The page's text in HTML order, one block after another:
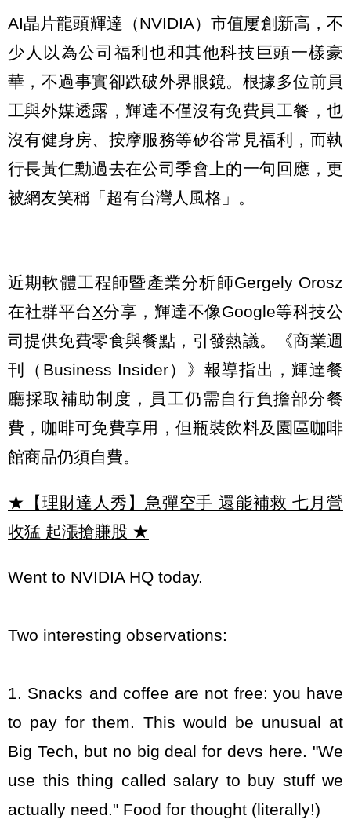
AI晶片龍頭輝達（NVIDIA）市值屢創新高，不
少人以為公司福利也和其他科技巨頭一樣豪
華，不過事實卻跌破外界眼鏡。根據多位前員
工與外媒透露，輝達不僅沒有免費員工餐，也
沒有健身房、按摩服務等矽谷常見福利，而執
行長黃仁勳過去在公司季會上的一句回應，更
被網友笑稱「超有台灣人風格」。
近期軟體工程師暨產業分析師Gergely Orosz
在社群平台X分享，輝達不像Google等科技公
司提供免費零食與餐點，引發熱議。《商業週
刊（Business Insider）》報導指出，輝達餐
廳採取補助制度，員工仍需自行負擔部分餐
費，咖啡可免費享用，但瓶裝飲料及園區咖啡
館商品仍須自費。
★【理財達人秀】急彈空手 還能補救 七月營
收猛 起漲搶賺股 ★
Went to NVIDIA HQ today.
Two interesting observations:
1. Snacks and coffee are not free: you have
to pay for them. This would be unusual at
Big Tech, but no big deal for devs here. "We
use this thing called salary to buy stuff we
actually need." Food for thought (literally!)